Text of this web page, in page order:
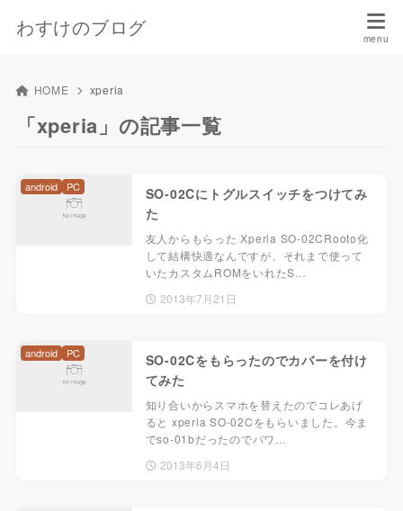
わすけのブログ
HOME xperia
「xperia」の記事一覧
SO-02Cにトグルスイッチをつけてみ
た
友人からもらった Xperia SO-02CRooto化
して結構快適なんですが、それまで使って
いたカスタムROMをいれたS…
2013年7月21日
android PC
SO-02Cをもらったのでカバーを付け
てみた
知り合いからスマホを替えたのでコレあげ
ると xperia SO-02Cをもらいました。今ま
でso-01bだったのでパワ…
2013年6月4日
android PC